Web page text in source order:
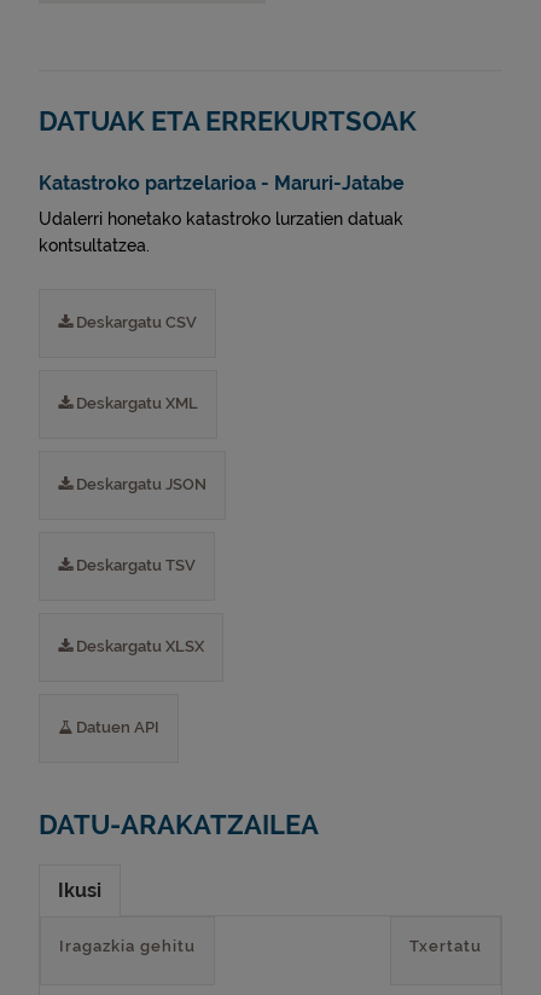
DATUAK ETA ERREKURTSOAK
Katastroko partzelarioa - Maruri-Jatabe
Udalerri honetako katastroko lurzatien datuak
kontsultatzea.
Deskargatu CSV
Deskargatu XML
Deskargatu JSON
Deskargatu TSV
Deskargatu XLSX
Datuen API
DATU-ARAKATZAILEA
Ikusi
Txertatu
Iragazkia gehitu